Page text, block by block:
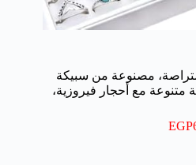
مصنوعة من سبيكة
متنوعة مع أحجار فيروزية،
EGP